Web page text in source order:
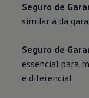
Seguro de
similar à da
Seguro de
essencial para
e diferencial.